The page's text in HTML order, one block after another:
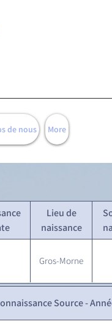
de nous More
Lieu de
naissance
Gros-Morne
Source -